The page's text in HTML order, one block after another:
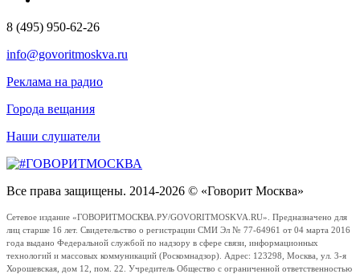
8 (495) 950-62-26
info@govoritmoskva.ru
Реклама на радио
Города вещания
Наши слушатели
Все права защищены. 2014-2026 © «Говорит Москва»
Сетевое издание «ГОВОРИТМОСКВА.РУ/GOVORITMOSKVA.RU». Предназначено для
лиц старше 16 лет. Свидетельство о регистрации СМИ Эл № 77-64961 от 04 марта 2016
года выдано Федеральной службой по надзору в сфере связи, информационных
технологий и массовых коммуникаций (Роскомнадзор). Адрес: 123298, Москва, ул. 3-я
Хорошевская, дом 12, пом. 22. Учредитель Общество с ограниченной ответственностью